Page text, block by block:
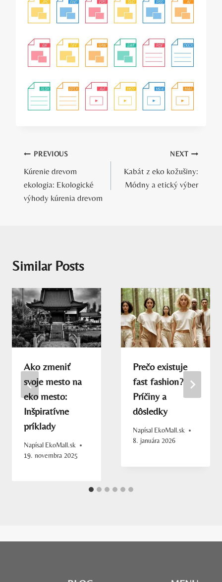
Navigácia
v
článku
PREVIOUS
Kúrenie drevom
ekologia: Ekologické
výhody kúrenia drevom
NEXT
Kabát z eko kožušiny:
Módny a etický výber
Similar Posts
Ako zmeniť
svoje mesto na
eko mesto:
Inšpiratívne
príklady
Napísal EkoMall.sk
19. novembra 2025
Prečo existuje
fast fashion?
Príčiny a
dôsledky
Napísal EkoMall.sk
8. januára 2026